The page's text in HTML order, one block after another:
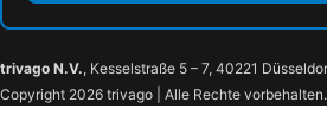
trivago N.V., Kesselstraße 5 – 7, 40221
Copyright 2026 trivago | Alle Rechte vorbehalten.